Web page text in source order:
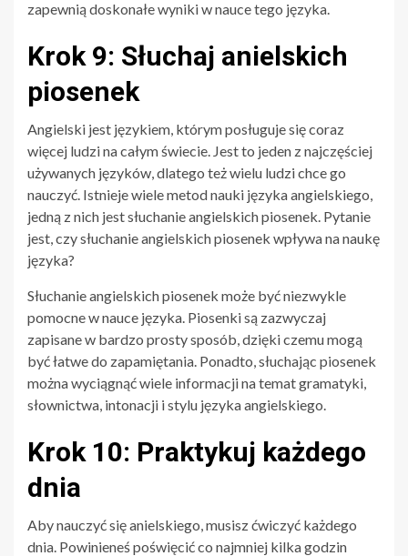
zapewnią doskonałe wyniki w nauce tego języka.
Krok 9: Słuchaj anielskich
piosenek
Angielski jest językiem, którym posługuje się coraz
więcej ludzi na całym świecie. Jest to jeden z najczęściej
używanych języków, dlatego też wielu ludzi chce go
nauczyć. Istnieje wiele metod nauki języka angielskiego,
jedną z nich jest słuchanie angielskich piosenek. Pytanie
jest, czy słuchanie angielskich piosenek wpływa na naukę
języka?
Słuchanie angielskich piosenek może być niezwykle
pomocne w nauce języka. Piosenki są zazwyczaj
zapisane w bardzo prosty sposób, dzięki czemu mogą
być łatwe do zapamiętania. Ponadto, słuchając piosenek
można wyciągnąć wiele informacji na temat gramatyki,
słownictwa, intonacji i stylu języka angielskiego.
Krok 10: Praktykuj każdego
dnia
Aby nauczyć się anielskiego, musisz ćwiczyć każdego
dnia. Powinieneś poświęcić co najmniej kilka godzin